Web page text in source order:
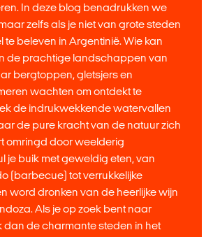
In deze blog benadrukken we
zelfs als je niet van grote steden
te beleven in Argentinië. Wie kan
de prachtige landschappen van
bergtoppen, gletsjers en
wachten om ontdekt te
de indrukwekkende watervallen
de pure kracht van de natuur zich
omringd door weelderig
je buik met geweldig eten, van
(barbecue) tot verrukkelijke
word dronken van de heerlijke wijn
Als je op zoek bent naar
dan de charmante steden in het